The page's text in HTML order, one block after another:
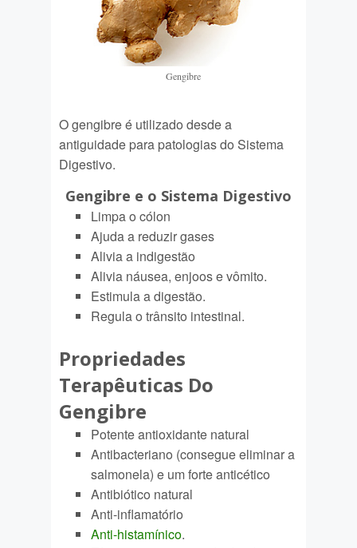
Gengibre
O gengibre é utilizado desde a
antiguidade para patologias do Sistema
Digestivo.
Gengibre e o Sistema Digestivo
Limpa o cólon
Ajuda a reduzir gases
Alivia a indigestão
Alivia náusea, enjoos e vômito.
Estimula a digestão.
Regula o trânsito intestinal.
Propriedades
Terapêuticas Do
Gengibre
Potente antioxidante natural
Antibacteriano (consegue eliminar a
salmonela) e um forte anticético
Antibiótico natural
Anti-inflamatório
Anti-histamínico.